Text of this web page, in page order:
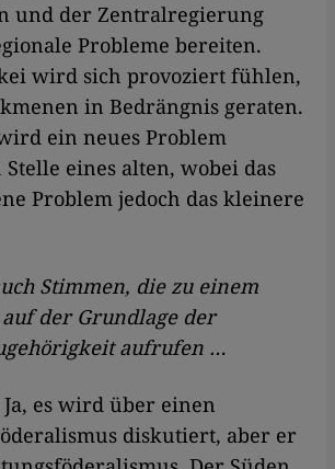
und der Zentralregierung
Probleme bereiten.
wird sich provoziert fühlen,
in Bedrängnis geraten.
ein neues Problem
Stelle eines alten, wobei das
Problem jedoch das kleinere
Stimmen, die zu einem
der Grundlage der
aufrufen …
Ja, es wird über einen
diskutiert, aber er